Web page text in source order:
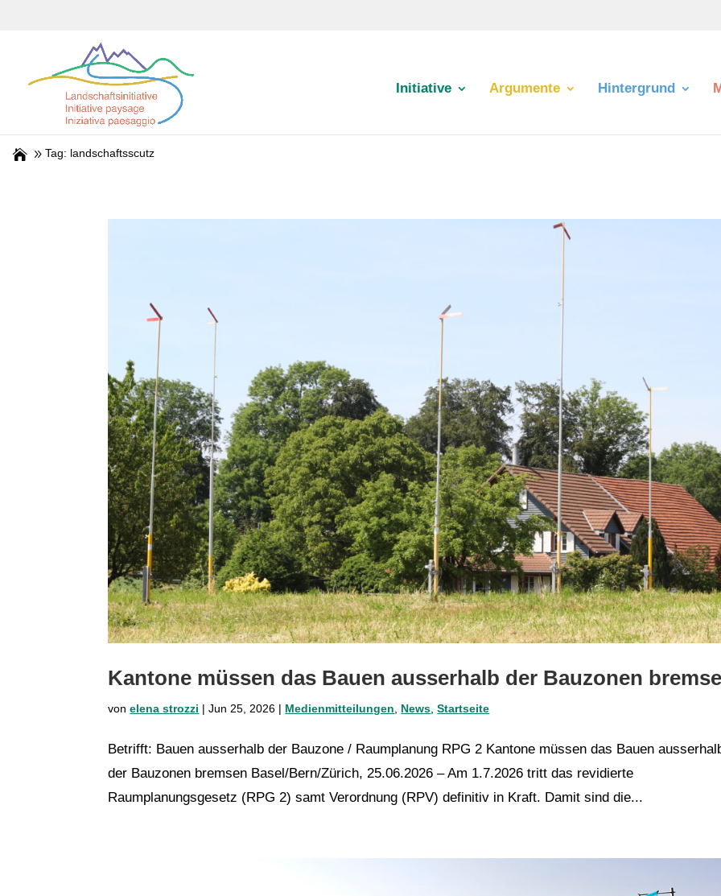
Initiative Argumente Hintergrund
Tag: landschaftsscutz
Kantone müssen das Bauen ausserhalb der Bauzonen
vonelena strozzi |Jun 25, 2026 | Medienmitteilungen, News,Startseite
Betrifft: Bauen ausserhalb der Bauzone / Raumplanung RPG 2 Kantone müssen das Bauen
der Bauzonen bremsen Basel/Bern/Zürich, 25.06.2026 – Am 1.7.2026 tritt das revidierte
Raumplanungsgesetz (RPG 2) samt Verordnung (RPV) definitiv in Kraft. Damit sind die...